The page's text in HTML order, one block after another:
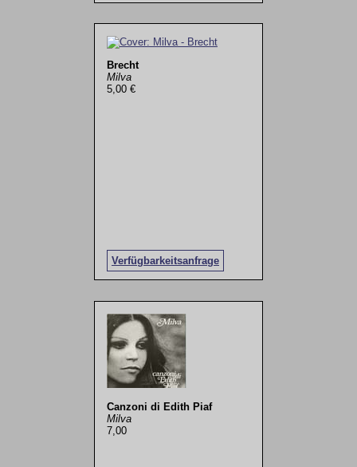
Brecht
Milva
5,00 €
Verfügbarkeitsanfrage
Canzoni di Edith Piaf
Milva
7,00